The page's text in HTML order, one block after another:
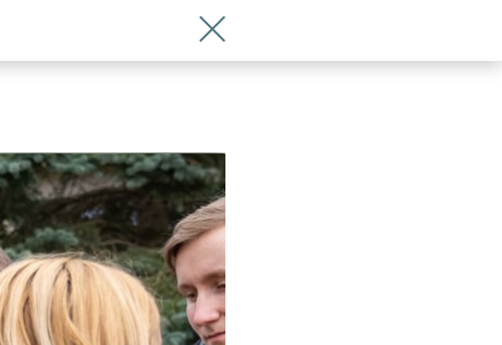
Wróć do artykułu Prezydent spotkał